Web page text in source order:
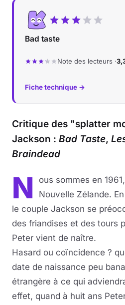
Livres
Jeux vidéo
Sortir
Sciences & Tech
Forum
Bad taste
Note des lecteurs ·
Fiche technique →
Critique des "splatter
Jackson : Bad Taste,
Braindead
N
ous sommes en
Nouvelle Zélande.
le couple Jackson se
des friandises et des tours
Peter vient de naître.
Hasard ou coïncidence ?
date de naissance peu
étrangère à ce qui
effet, quand à huit ans